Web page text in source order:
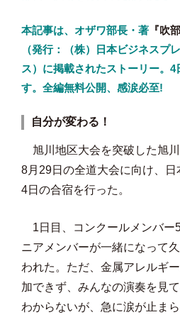
本記事は、オザワ部長・著 『吹
（発行：（株）日本ビジネス
ス）に掲載されたストーリー。4
す。全編無料公開、感涙必至!
自分が変わる！
旭川地区大会を突破した旭川
8月29日の全道大会に向け、
4日の合宿を行った。
1日目、コンクールメンバー
ニアメンバーが一緒になって
われた。ただ、金属アレルギ
加できず、みんなの演奏を見
わからないが、急に涙が止まら